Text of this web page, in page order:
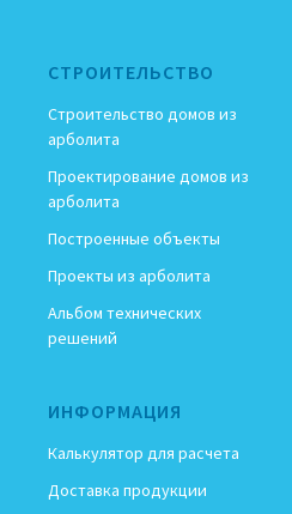
СТРОИТЕЛЬСТВО
Строительство домов из
арболита
Проектирование домов из
арболита
Построенные объекты
Проекты из арболита
Альбом технических
решений
ИНФОРМАЦИЯ
Калькулятор для расчета
Доставка продукции